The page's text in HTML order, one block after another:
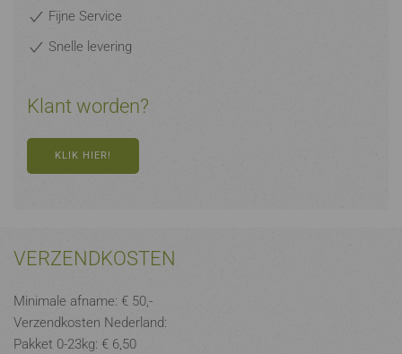
Fijne Service
Snelle levering
Klant worden?
KLIK HIER!
VERZENDKOSTEN
Minimale afname: € 50,-
Verzendkosten Nederland:
Pakket 0-23kg: € 6,50